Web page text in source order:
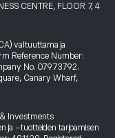
CENTRE, FLOOR 7, 4
valtuuttama ja
Reference Number:
No. 07973792.
Canary Wharf,
& Investments
ja -tuotteiden tarjoamisen